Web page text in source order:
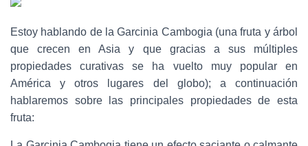
Estoy hablando de la Garcinia Cambogia (una fruta y árbol
que crecen en Asia y que gracias a sus múltiples
propiedades curativas se ha vuelto muy popular en
América y otros lugares del globo); a continuación
hablaremos sobre las principales propiedades de esta
fruta: